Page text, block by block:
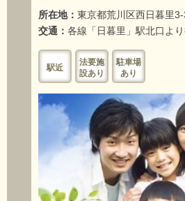
所在地： 東京都荒川区西日暮里
交通： 各線「日暮里」駅北口よ
駅近
法要施
設あり
駐車場
あり